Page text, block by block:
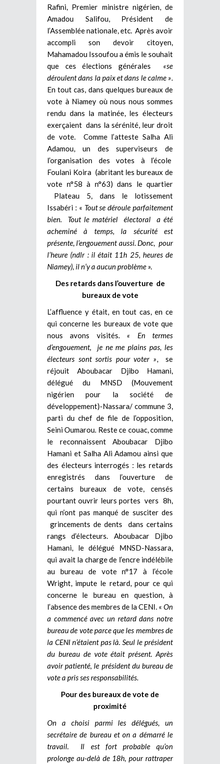
Rafini, Premier ministre nigérien, de
Amadou Salifou, Président de
l’Assemblée nationale, etc. Après avoir
accompli son devoir citoyen,
Mahamadou Issoufou a émis le souhait
que ces élections générales «se
déroulent dans la paix et dans le calme »
En tout cas, dans quelques bureaux de
vote à Niamey où nous nous sommes
rendu dans la matinée, les électeurs
exerçaient dans la sérénité, leur droit
de vote. Comme l’atteste Salha Ali
Adamou, un des superviseurs de
l’organisation des votes à l’école
Foulani Koira (abritant les bureaux de
vote n°58 à n°63) dans le quartier
Plateau 5, dans le lotissement
Issabéri : « Tout se déroule parfaitement
bien. Tout le matériel électoral a été
acheminé à temps, la sécurité est
présente, l’engouement aussi. Donc, pour
l’heure (ndlr : il était 11h 25, heures de
Niamey), il n’y a aucun problème ».
Des retards dans l’ouverture de
bureaux de vote
L’affluence y était, en tout cas, en ce
qui concerne les bureaux de vote que
nous avons visités. « En termes
d’engouement, je ne me plains pas, les
électeurs sont sortis pour voter » , se
réjouit Aboubacar Djibo Hamani,
délégué du MNSD (Mouvement
nigérien pour la société de
développement)-Nassara/ commune 3,
parti du chef de file de l’opposition,
Seini Oumarou. Reste ce couac, comme
le reconnaissent Aboubacar Djibo
Hamani et Salha Ali Adamou ainsi que
des électeurs interrogés : les retards
enregistrés dans l’ouverture de
certains bureaux de vote, censés
pourtant ouvrir leurs portes vers 8h,
qui n’ont pas manqué de susciter des
grincements de dents dans certains
rangs d’électeurs. Aboubacar Djibo
Hamani, le délégué MNSD-Nassara,
qui avait la charge de l’encre indélébile
au bureau de vote n°17 à l’école
Wright, impute le retard, pour ce qui
concerne le bureau en question, à
l’absence des membres de la CENI. « On
a commencé avec un retard dans notre
bureau de vote parce que les membres de
la CENI n’étaient pas là. Seul le président
du bureau de vote était présent. Après
avoir patienté, le président du bureau de
vote a pris ses responsabilités.
Pour des bureaux de vote de
proximité
On a choisi parmi les délégués, un
secrétaire de bureau et on a démarré le
travail. Il est fort probable qu’on
prolonge au-delà de 18h, pour rattraper